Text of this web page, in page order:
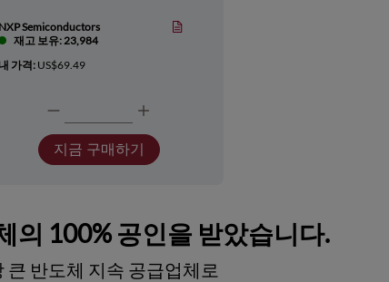
NXP Semiconductors
재고 보유: 23,984
내 가격: US$69.49
지금 구매하기
의 100% 공인을 받았습니다.
큰 반도체 지속 공급업체로